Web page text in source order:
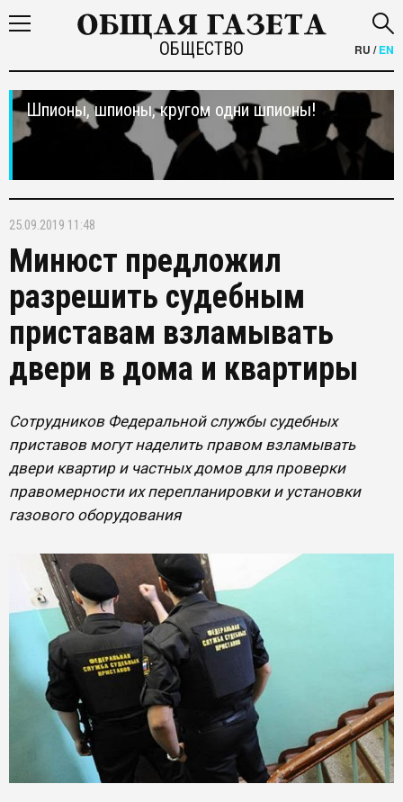
ОБЩЕСТВО RU /EN
Шпионы, шпионы, кругом одни шпионы!
25.09.2019 11:48
Минюст предложил
разрешить судебным
приставам взламывать
двери в дома и квартиры
Сотрудников Федеральной службы судебных
приставов могут наделить правом взламывать
двери квартир и частных домов для проверки
правомерности их перепланировки и установки
газового оборудования